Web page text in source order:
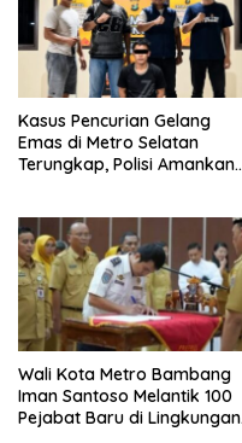
Kasus Pencurian Gelang
Emas di Metro Selatan
Terungkap, Polisi Amankan
Wali Kota Metro Bambang
Iman Santoso Melantik 100
Pejabat Baru di Lingkungan